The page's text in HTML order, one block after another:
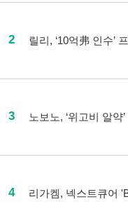
2 릴리, ‘10억弗 인수’
3 노보노, ‘위고비 알약
4 리가켐, 넥스트큐어